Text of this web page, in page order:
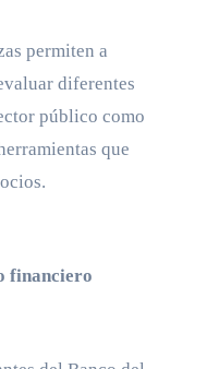
permiten a
diferentes
público como
que
financiero